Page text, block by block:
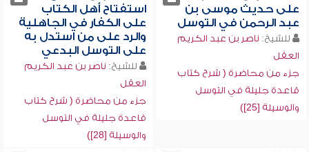
على حديث موسى بن
عبد الرحمن في التوسل
للشيخ: ناصر بن عبد الكريم
العقل
جزء من محاضرة ( شرح كتاب
قاعدة جليلة في التوسل
والوسيلة [25])
استفتاح أهل الكتاب
على الكفار في الجاهلية
والرد على من استدل به
على التوسل البدعي
للشيخ: ناصر بن عبد الكريم
العقل
جزء من محاضرة ( شرح كتاب
قاعدة جليلة في التوسل
والوسيلة [28])